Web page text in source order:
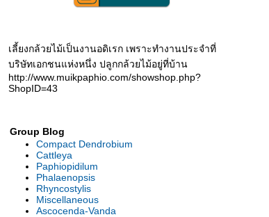
เลี้ยงกล้วยไม้เป็นงานอดิเรก เพราะทำงานประจำที่
บริษัทเอกชนแห่งหนึ่ง ปลูกกล้วยไม้อยู่ที่บ้าน
http://www.muikpaphio.com/showshop.php?
ShopID=43
Group Blog
Compact Dendrobium
Cattleya
Paphiopidilum
Phalaenopsis
Rhyncostylis
Miscellaneous
Ascocenda-Vanda